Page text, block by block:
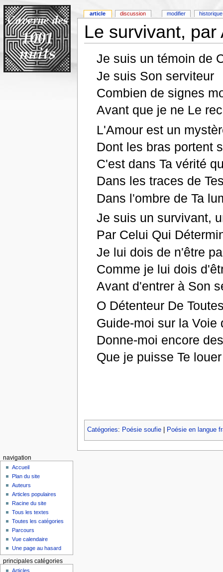
Le survivant, par
Je suis un témoin de
Je suis Son serviteur
Combien de signes
Avant que je ne Le
L'Amour est un
Dont les bras portent
C'est dans Ta vérité
Dans les traces de
Dans l'ombre de Ta
Je suis un survivant,
Par Celui Qui
Je lui dois de n'être
Comme je lui dois
Avant d'entrer à Son
O Détenteur De
Guide-moi sur la Voie
Donne-moi encore
Que je puisse Te
Catégories: Poésie soufie| Poésie en langue
article discussion modifier historique
navigation
Accueil
Plan du site
Auteurs
Articles populaires
Racine du site
Tous les textes
Toutes les catégories
Parcours
Vue calendaire
Une page au hasard
principales catégories
Articles